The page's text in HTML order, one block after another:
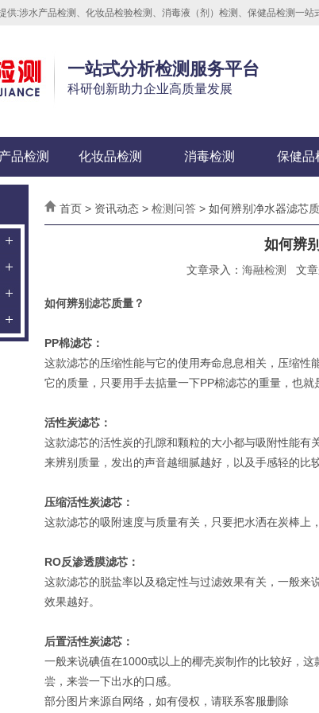
供:涉水产品检测、化妆品检验检测、消毒液（剂）检测、保健品检测一站
一站式分析检测服务平台
科研创新助力企业高质量发展
品检测 化妆品检测 消毒检测 保健品
首页 > 资讯动态 > 检测问答 > 如何辨别净水器滤芯
如何辨
文章录入： 海融检测 文章
如何辨别滤芯质量？
PP棉滤芯：
这款滤芯的压缩性能与它的使用寿命息息相关，压缩性
它的质量，只要用手去掂量一下PP棉滤芯的重量，也就
活性炭滤芯：
这款滤芯的活性炭的孔隙和颗粒的大小都与吸附性能
来辨别质量，发出的声音越细腻越好，以及手感轻的比较
压缩活性炭滤芯：
这款滤芯的吸附速度与质量有关，只要把水洒在炭棒上
RO反渗透膜滤芯：
这款滤芯的脱盐率以及稳定性与过滤效果有关，一般来
效果越好。
后置活性炭滤芯：
一般来说碘值在1000或以上的椰壳炭制作的比较好，
尝，来尝一下出水的口感。
部分图片来源自网络，如有侵权，请联系客服删除